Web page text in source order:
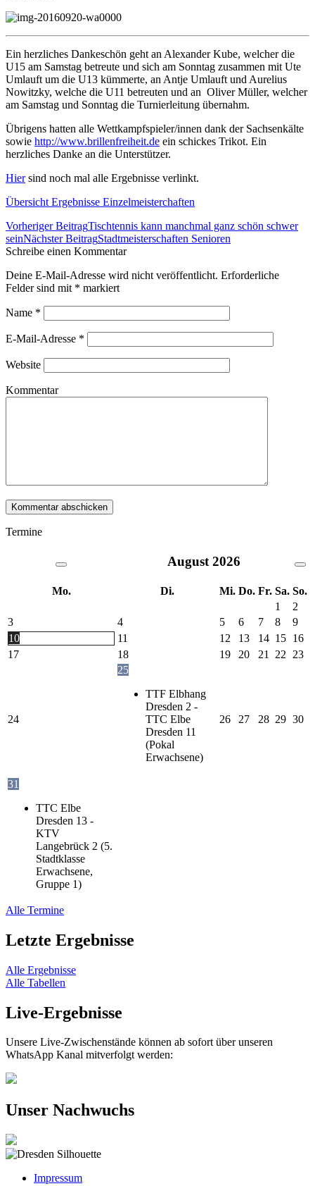
Ein herzliches Dankeschön geht an Alexander Kube, welcher die
U15 am Samstag betreute und sich am Sonntag zusammen mit Ute
Umlauft um die U13 kümmerte, an Antje Umlauft und Aurelius
Nowitzky, welche die U11 betreuten und an Oliver Müller, welcher
am Samstag und Sonntag die Turnierleitung übernahm.
Übrigens hatten alle Wettkampfspieler/innen dank der Sachsenkälte
sowie http://www.brillenfreiheit.de ein schickes Trikot. Ein
herzliches Danke an die Unterstützer.
Hiersind noch mal alle Ergebnisse verlinkt.
Übersicht Ergebnisse Einzelmeisterchaften
Beitrags-
Navigation
Vorheriger BeitragTischtennis kann manchmal ganz schön schwer
seinNächster BeitragStadtmeisterschaften Senioren
Schreibe einen Kommentar
Deine E-Mail-Adresse wird nicht veröffentlicht. Erforderliche
Felder sind mit * markiert
Name *
E-Mail-Adresse *
Website
Kommentar
Termine
August 2026
Mo. Di. Mi. Do. Fr. Sa. So.
1
2
3
4 5 6 7 8
9
10
11 12 13 14 15 16
17
18 19 20 21 22 23
24
25
TTF Elbhang
Dresden 2 -
TTC Elbe
Dresden 11
(Pokal
Erwachsene)
26 27 28 29 30
31
TTC Elbe
Dresden 13 -
KTV
Langebrück 2 (5.
Stadtklasse
Erwachsene,
Gruppe 1)
Alle Termine
Letzte Ergebnisse
Alle Ergebnisse
Alle Tabellen
Live-Ergebnisse
Unsere Live-Zwischenstände können ab sofort über unseren
WhatsApp Kanal mitverfolgt werden:
Unser Nachwuchs
Impressum